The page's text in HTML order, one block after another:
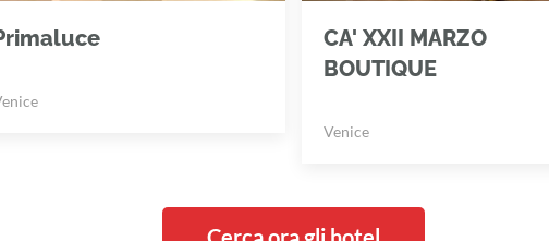
CA' XXII MARZO
BOUTIQUE
Venice